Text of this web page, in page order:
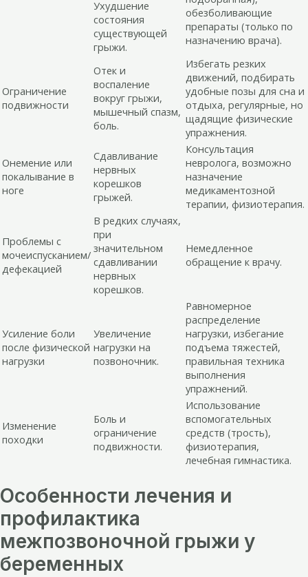
Ухудшение
состояния
существующей
грыжи.
обезболивающие
препараты (только по
назначению врача).
Ограничение
подвижности
Отек и
воспаление
вокруг грыжи,
мышечный спазм,
боль.
Избегать резких
движений, подбирать
удобные позы для сна и
отдыха, регулярные, но
щадящие физические
упражнения.
Онемение или
покалывание в
ноге
Сдавливание
нервных
корешков
грыжей.
Консультация
невролога, возможно
назначение
медикаментозной
терапии, физиотерапия.
Проблемы с
мочеиспусканием/
дефекацией
В редких случаях,
при
значительном
сдавливании
нервных
корешков.
Немедленное
обращение к врачу.
Усиление боли
после физической
нагрузки
Увеличение
нагрузки на
позвоночник.
Равномерное
распределение
нагрузки, избегание
подъема тяжестей,
правильная техника
выполнения
упражнений.
Изменение
походки
Боль и
ограничение
подвижности.
Использование
вспомогательных
средств (трость),
физиотерапия,
лечебная гимнастика.
Особенности лечения и
профилактика
межпозвоночной грыжи у
беременных